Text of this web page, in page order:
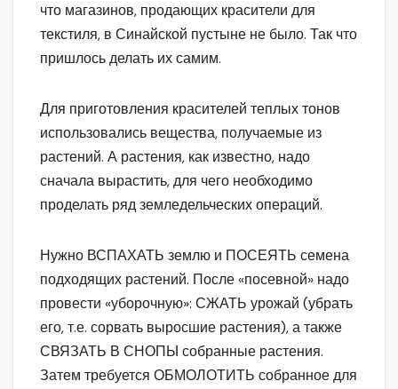
что магазинов, продающих красители для
текстиля, в Синайской пустыне не было. Так что
пришлось делать их самим.
Для приготовления красителей теплых тонов
использовались вещества, получаемые из
растений. А растения, как известно, надо
сначала вырастить, для чего необходимо
проделать ряд земледельческих операций.
Нужно ВСПАХАТЬ землю и ПОСЕЯТЬ семена
подходящих растений. После «посевной» надо
провести «уборочную»: СЖАТЬ урожай (убрать
его, т.е. сорвать выросшие растения), а также
СВЯЗАТЬ В СНОПЫ собранные растения.
Затем требуется ОБМОЛОТИТЬ собранное для